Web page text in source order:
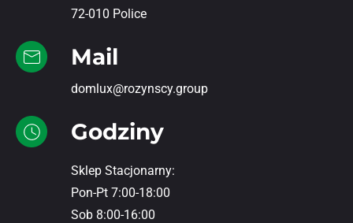
72-010 Police
Mail
domlux@rozynscy.group
Godziny
Sklep Stacjonarny:
Pon-Pt 7:00-18:00
Sob 8:00-16:00